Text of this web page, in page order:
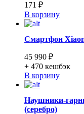
171 ₽
В корзину
Смартфон
45 990 ₽
+ 470 кешбэк
В корзину
Наушники-
(серебро)